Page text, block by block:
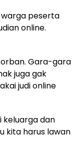
peserta
online.
Gara-gara
juga gak
judi online
keluarga dan
kita harus lawan